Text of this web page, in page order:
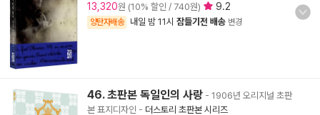
13,320원 (10% 할인 / 740원) 9.2
양탄자배송 내일 밤 11시 잠들기전 배송 변경
46. 초판본 독일인의 사랑 - 1906년 오리지널 초판
본 표지디자인 - 더스토리 초판본 시리즈